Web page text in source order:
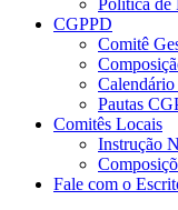
CGPPD
Comitê
Pautas
Comitês Locais
Instrução
Fale com o